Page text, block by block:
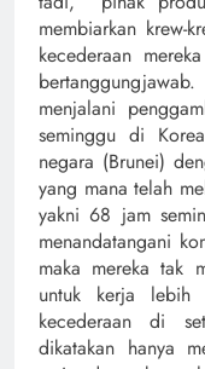
membiarkan krew-
kecederaan
menjalani
seminggu di
negara (Brunei)
yang mana telah
yakni 68 jam
menandatangani
maka mereka tak
untuk kerja lebih
kecederaan di
dikatakan hanya